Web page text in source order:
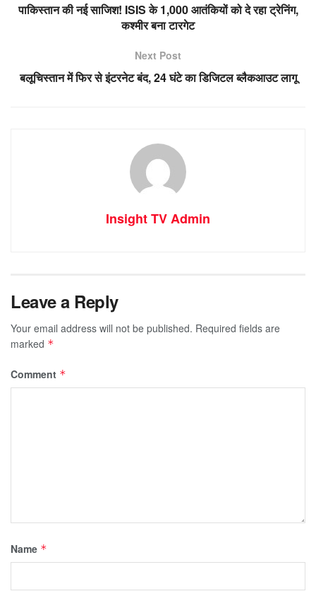
पाकिस्तान की नई साजिश! ISIS के 1,000 आतंकियों को दे रहा ट्रेनिंग,
कश्मीर बना टारगेट
Next Post
बलूचिस्तान में फिर से इंटरनेट बंद, 24 घंटे का डिजिटल ब्लैकआउट लागू
Insight TV Admin
Leave a Reply
Your email address will not be published. Required fields are
marked *
Comment *
Name *